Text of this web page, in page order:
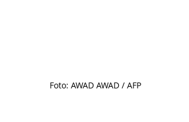
Foto: AWAD AWAD / AFP